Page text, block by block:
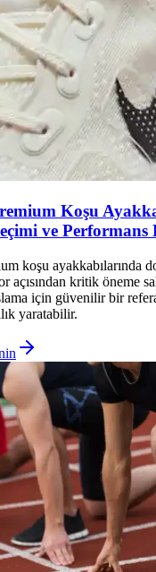
Koşu
ve Performans
koşu ayakkabılarında
açısından kritik öneme
için güvenilir bir
yaratabilir.